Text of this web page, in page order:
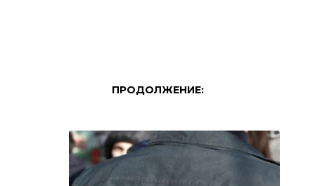
ПРОДОЛЖЕНИЕ: